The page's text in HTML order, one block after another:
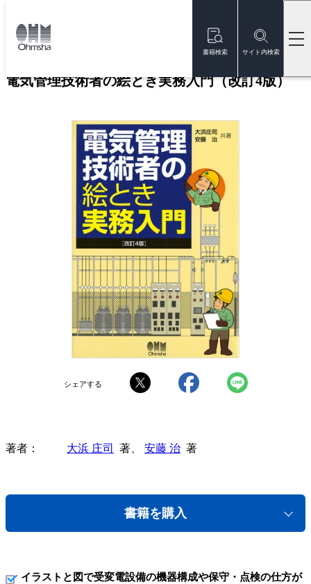
書籍検索 サイト内検索
トップ
電気管理技術者の絵とき実務入門（改訂4版）
シェアする
著者 大浜 庄司 著、 安藤 治 著
書籍を購入
イラストと図で受変電設備の機器構成や保守・点検の仕方が